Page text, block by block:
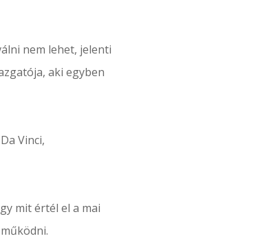
nem lehet, jelenti
aki egyben
Vinci,
mit értél el a mai